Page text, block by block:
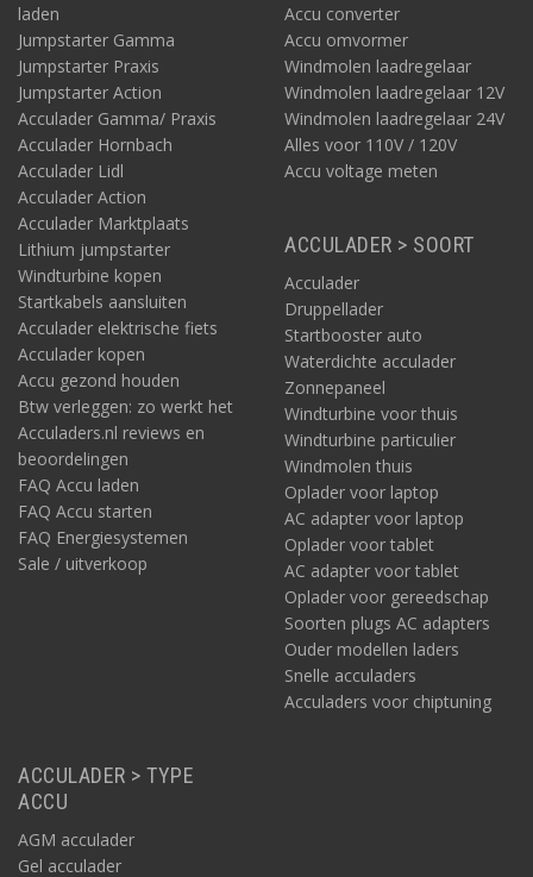
laden
Jumpstarter Gamma
Jumpstarter Praxis
Jumpstarter Action
Acculader Gamma/ Praxis
Acculader Hornbach
Acculader Lidl
Acculader Action
Acculader Marktplaats
Lithium jumpstarter
Windturbine kopen
Startkabels aansluiten
Acculader elektrische fiets
Acculader kopen
Accu gezond houden
Btw verleggen: zo werkt het
Acculaders.nl reviews en
beoordelingen
FAQ Accu laden
FAQ Accu starten
FAQ Energiesystemen
Sale / uitverkoop
Accu converter
Accu omvormer
Windmolen laadregelaar
Windmolen laadregelaar 12V
Windmolen laadregelaar 24V
Alles voor 110V / 120V
Accu voltage meten
ACCULADER > SOORT
Acculader
Druppellader
Startbooster auto
Waterdichte acculader
Zonnepaneel
Windturbine voor thuis
Windturbine particulier
Windmolen thuis
Oplader voor laptop
AC adapter voor laptop
Oplader voor tablet
AC adapter voor tablet
Oplader voor gereedschap
Soorten plugs AC adapters
Ouder modellen laders
Snelle acculaders
Acculaders voor chiptuning
ACCULADER > TYPE
ACCU
AGM acculader
Gel acculader